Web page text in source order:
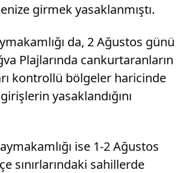
girmek yasaklanmıştı.
da, 2 Ağustos günü
Plajlarında cankurtaranların
kontrollü bölgeler haricinde
yasaklandığını
ise 1-2 Ağustos
sınırlarındaki sahillerde